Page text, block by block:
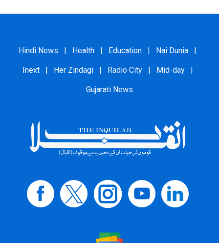
Hindi News | Health | Education | Nai Dunia |
Inext | Her Zindagi | Radio City | Mid-day |
Gujarati News